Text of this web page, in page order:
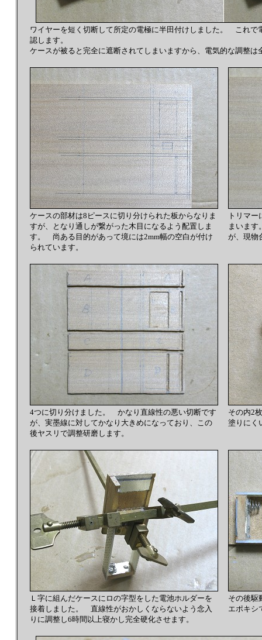
ワイヤーを短く切断して所定の電極に半田付けしました。 これで
認します。
ケースが被ると完全に遮断されてしまいますから、電気的な調整は
ケースの部材は8ピースに切り分けられた板からなりま
すが、となり通しが繋がった木目になるよう配置しま
す。 尚ある目的があって境には2mm幅の空白が付け
られています。
トリマ
まいま
が、現物
4つに切り分けました。 かなり直線性の悪い切断です
が、実墨線に対してかなり大きめになっており、この
後ヤスリで調整研磨します。
その内2
塗りにく
Ｌ字に組んだケースにロの字型をした電池ホルダーを
接着しました。 直線性がおかしくならないよう念入
りに調整し6時間以上寝かし完全硬化させます。
その後駆
エポキシ